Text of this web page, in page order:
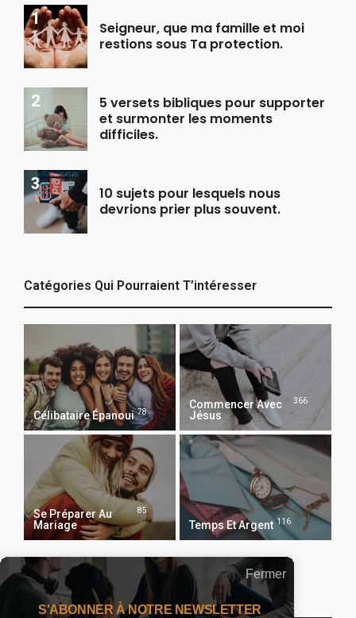
Seigneur, que ma famille et moi
restions sous Ta protection.
5 versets bibliques pour supporter
et surmonter les moments
difficiles.
10 sujets pour lesquels nous
devrions prier plus souvent.
Catégories Qui Pourraient T’intéresser
Célibataire Épanoui 78
Commencer Avec
Jésus
366
Se Préparer Au
Mariage
85
Temps Et Argent 116
Recevoir Notre Newsletter Chaque Matin
Fermer
S'ABONNER À NOTRE NEWSLETTER